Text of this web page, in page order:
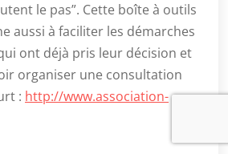
le pas”. Cette boîte à outils
aussi à faciliter les démarches
ont déjà pris leur décision et
organiser une consultation
: http://www.association-